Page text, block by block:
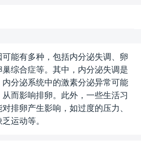
能有多种，包括内分泌失调、卵
综合症等。其中，内分泌失调是
分泌系统中的激素分泌异常可能
而影响排卵。此外，一些生活习
排卵产生影响，如过度的压力、
运动等。